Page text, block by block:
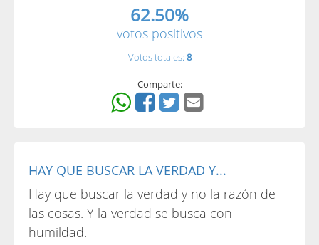
62.50%
votos positivos
Votos totales: 8
Comparte:
HAY QUE BUSCAR LA VERDAD Y...
Hay que buscar la verdad y no la razón de
las cosas. Y la verdad se busca con
humildad.